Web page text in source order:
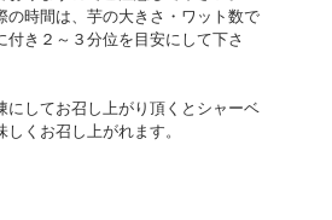
の時間は、芋の大きさ・ワット数で
付き２～３分位を目安にして下さ
にしてお召し上がり頂くとシャーベ
くお召し上がれます。